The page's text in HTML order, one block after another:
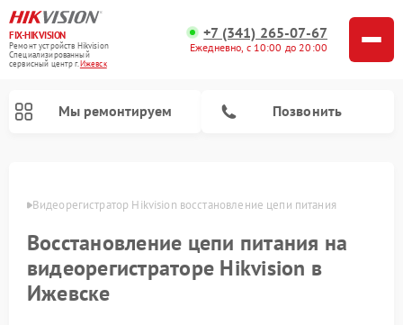
FIX-HIKVISION
Ремонт устройств Hikvision
Специализированный
cервисный центр г.Ижевск
+7 (341) 265-07-67
Ежедневно, с 10:00 до 20:00
Мы ремонтируем Позвонить
Видеорегистратор Hikvision восстановление цепи питания
Восстановление цепи питания на
видеорегистраторе Hikvision в
Ижевске